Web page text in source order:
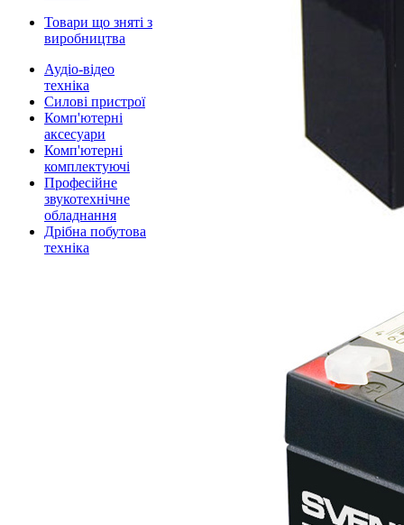
Товари що зняті з
виробництва
Аудіо-відео
техніка
Силові пристрої
Комп'ютерні
аксесуари
Комп'ютерні
комплектуючі
Професійне
звукотехнічне
обладнання
Дрібна побутова
техніка